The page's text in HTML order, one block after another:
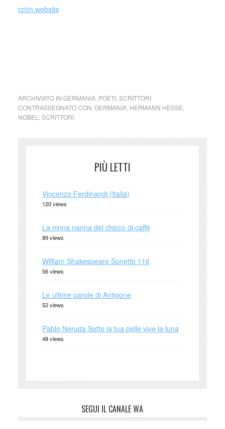
cctm.website
ARCHIVIATO IN:GERMANIA, POETI, SCRITTORI
CONTRASSEGNATO CON:GERMANIA, HERMANN HESSE
NOBEL
SCRITTORI
PIÙ LETTI
Vincenzo Ferdinandi (Italia)
120 views
La ninna nanna del chicco di caffè
89 views
William Shakespeare Sonetto 116
56 views
Le ultime parole di Antigone
52 views
Pablo Neruda Sotto la tua pelle vive la luna
48 views
SEGUI IL CANALE WA